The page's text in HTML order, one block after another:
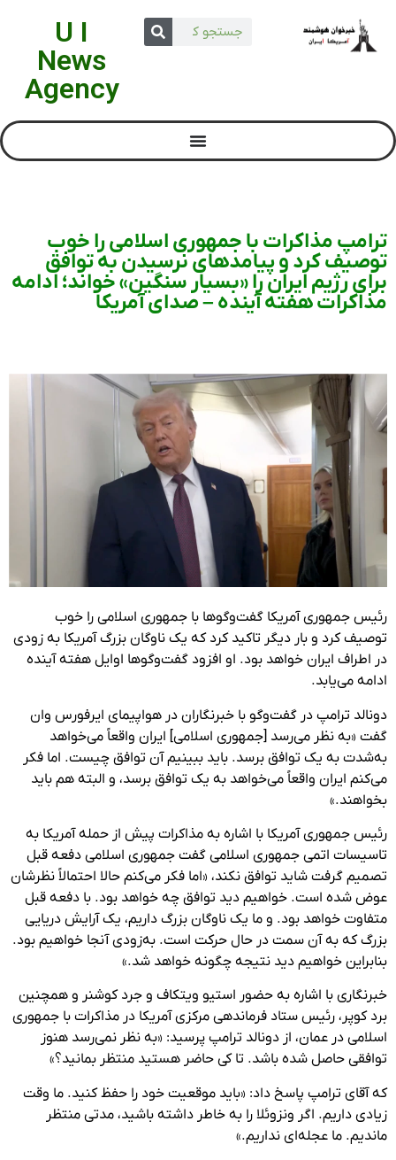
U I
News
Agency
ترامپ مذاکرات با جمهوری اسلامی را خوب
توصیف کرد و پیامدهای نرسیدن به توافق
برای رژیم ایران را «بسیار سنگین» خواند؛ ادامه
مذاکرات هفته آینده – صدای آمریکا
رئیس جمهوری آمریکا گفت‌وگوها با جمهوری اسلامی را خوب
توصیف کرد و بار دیگر تاکید کرد که یک ناوگان بزرگ آمریکا به زودی
در اطراف ایران خواهد بود. او افزود گفت‌و‌گوها اوایل هفته آینده
ادامه می‌یابد.
دونالد ترامپ در گفت‌وگو با خبرنگاران در هواپیمای ایرفورس وان
گفت «به نظر می‌رسد [جمهوری اسلامی] ایران واقعاً می‌خواهد
به‌شدت به یک توافق برسد. باید ببینیم آن توافق چیست. اما فکر
می‌کنم ایران واقعاً می‌خواهد به یک توافق برسد، و البته هم باید
بخواهند.»
رئیس جمهوری آمریکا با اشاره به مذاکرات پیش از حمله آمریکا به
تاسیسات اتمی جمهوری اسلامی گفت جمهوری اسلامی دفعه قبل
تصمیم گرفت شاید توافق نکند، «اما فکر می‌کنم حالا احتمالاً نظرشان
عوض شده است. خواهیم دید توافق چه خواهد بود. با دفعه قبل
متفاوت خواهد بود. و ما یک ناوگان بزرگ داریم، یک آرایش دریایی
بزرگ که به آن سمت در حال حرکت است. به‌زودی آنجا خواهیم بود.
بنابراین خواهیم دید نتیجه چگونه خواهد شد.»
خبرنگاری با اشاره به حضور استیو ویتکاف و جرد کوشنر و همچنین
برد کوپر، رئیس ستاد فرماندهی مرکزی آمریکا در مذاکرات با جمهوری
اسلامی در عمان، از دونالد ترامپ پرسید: «به نظر نمی‌رسد هنوز
توافقی حاصل شده باشد. تا کی حاضر هستید منتظر بمانید؟»
که آقای ترامپ پاسخ داد: «باید موقعیت خود را حفظ کنید. ما وقت
زیادی داریم. اگر ونزوئلا را به خاطر داشته باشید، مدتی منتظر
ماندیم. ما عجله‌ای نداریم.»